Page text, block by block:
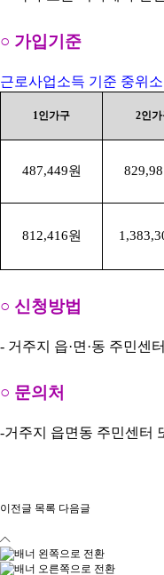
○ 가입기준
근로사업소득 기준 중위
1인가구 2인가
487,449원
812,416원
○ 신청방법
- 거주지 읍·면 ·동 주민센
○ 문의처
-거주지 읍면동 주민센터
이전글 목록 다음글